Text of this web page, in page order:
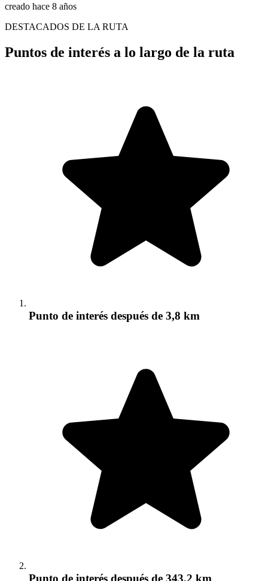
creado hace 8 años
DESTACADOS DE LA RUTA
Puntos de interés a lo largo de la ruta
Punto de interés después de 3,8 km
Punto de interés después de 343,2 km